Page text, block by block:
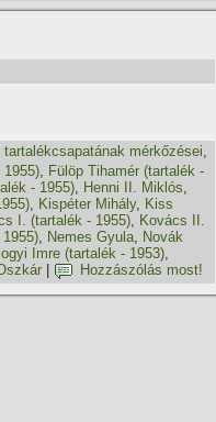
tartalékcsapatának mérkőzései,
1955), Fülöp Tihamér (tartalék -
- 1955), Henni II. Miklós,
, Kispéter Mihály, Kiss
I. (tartalék - 1955), Kovács II.
, Nemes Gyula, Novák
Imre (tartalék - 1953),
Hozzászólás most!